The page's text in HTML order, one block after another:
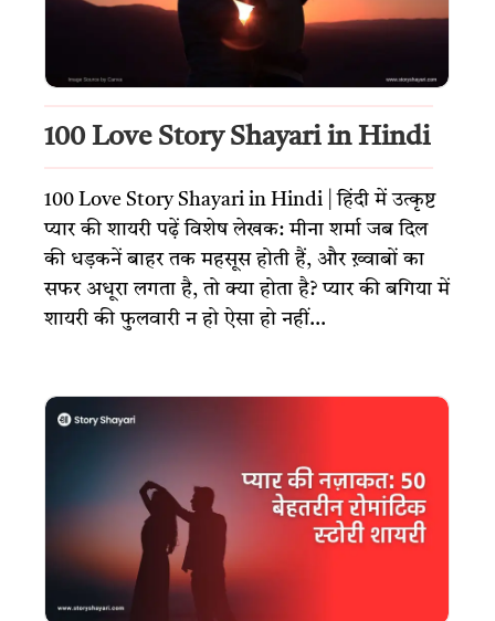
100 Love Story Shayari in Hindi
100 Love Story Shayari in Hindi | हिंदी में उत्कृष्ट
प्यार की शायरी पढ़ें विशेष लेखक: मीना शर्मा जब दिल
की धड़कनें बाहर तक महसूस होती हैं, और ख़्वाबों का
सफर अधूरा लगता है, तो क्या होता है? प्यार की बगिया में
शायरी की फुलवारी न हो ऐसा हो नहीं...